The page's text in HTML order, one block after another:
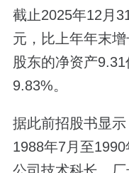
截止2025年12月
元，比上年年末
股东的净资产
9.83%。
据此前招股书显示
1988年7月至
公司技术科长、厂